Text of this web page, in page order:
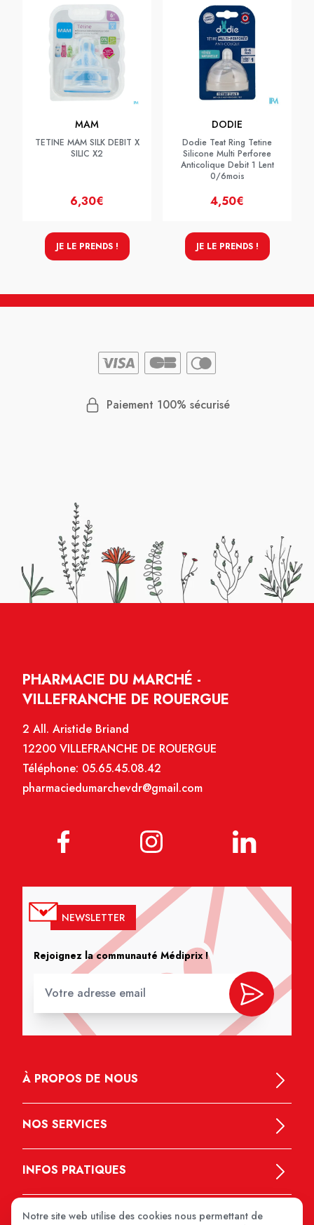
MAM
TETINE MAM SILK DEBIT X
SILIC X2
6,30€
JE LE PRENDS !
DODIE
Dodie Teat Ring Tetine
Silicone Multi Perforee
Anticolique Debit 1 Lent
0/6mois
4,50€
JE LE PRENDS !
Paiement 100% sécurisé
PHARMACIE DU MARCHÉ -
VILLEFRANCHE DE ROUERGUE
2 All. Aristide Briand
12200 VILLEFRANCHE DE ROUERGUE
Téléphone: 05.65.45.08.42
pharmaciedumarchevdr@gmail.com
NEWSLETTER
Rejoignez la communauté Médiprix !
À PROPOS DE NOUS
NOS SERVICES
INFOS PRATIQUES
Notre site web utilise des cookies nous permettant de